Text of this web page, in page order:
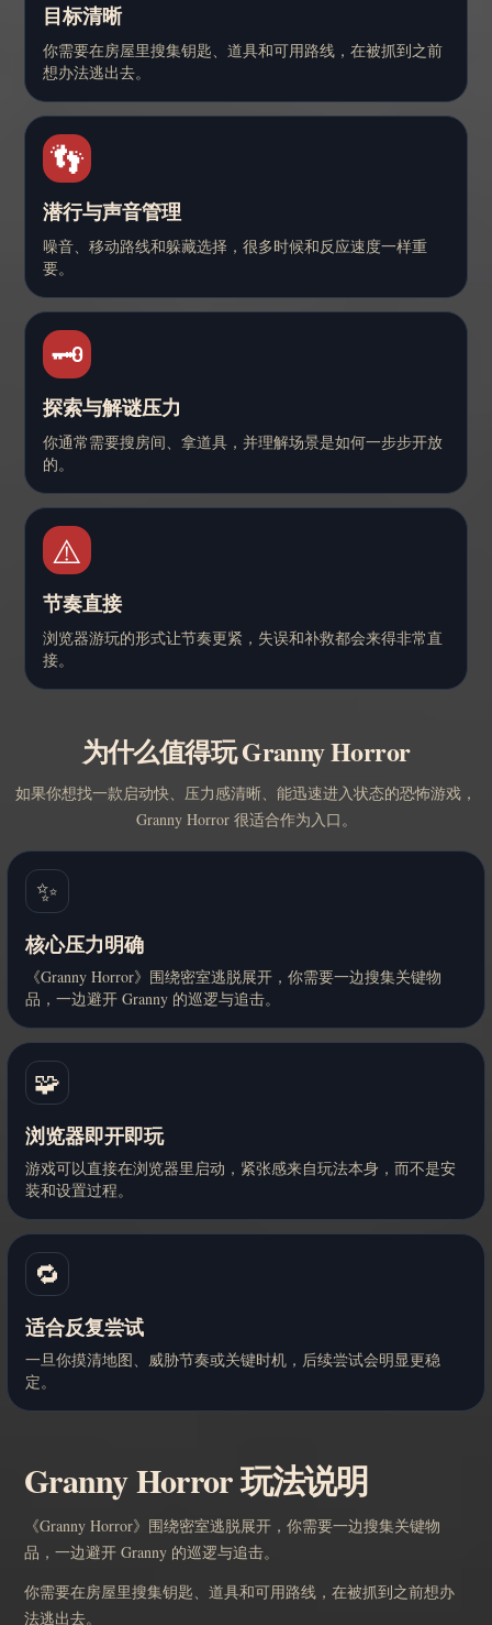
目标清晰
你需要在房屋里搜集钥匙、道具和可用路线，在被抓到之前
想办法逃出去。
👣
潜行与声音管理
噪音、移动路线和躲藏选择，很多时候和反应速度一样重
要。
🗝️
探索与解谜压力
你通常需要搜房间、拿道具，并理解场景是如何一步步开放
的。
⚠️
节奏直接
浏览器游玩的形式让节奏更紧，失误和补救都会来得非常直
接。
为什么值得玩 Granny Horror
如果你想找一款启动快、压力感清晰、能迅速进入状态的恐怖游戏，
Granny Horror 很适合作为入口。
✨
核心压力明确
《Granny Horror》围绕密室逃脱展开，你需要一边搜集关键物
品，一边避开 Granny 的巡逻与追击。
🧩
浏览器即开即玩
游戏可以直接在浏览器里启动，紧张感来自玩法本身，而不是安
装和设置过程。
🔁
适合反复尝试
一旦你摸清地图、威胁节奏或关键时机，后续尝试会明显更稳
定。
Granny Horror 玩法说明
《Granny Horror》围绕密室逃脱展开，你需要一边搜集关键物
品，一边避开 Granny 的巡逻与追击。
你需要在房屋里搜集钥匙、道具和可用路线，在被抓到之前想办
法逃出去。